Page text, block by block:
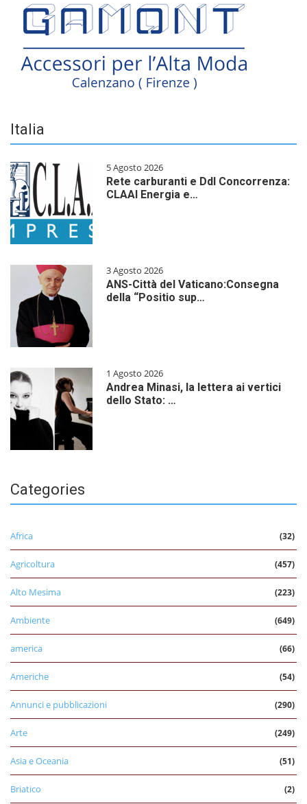
Italia
5 Agosto 2026
Rete carburanti e Ddl Concorrenza:
CLAAI Energia e…
3 Agosto 2026
ANS-Città del Vaticano:Consegna
della “Positio sup…
1 Agosto 2026
Andrea Minasi, la lettera ai vertici
dello Stato: …
Categories
Africa (32)
Agricoltura (457)
Alto Mesima (223)
Ambiente (649)
america (66)
Americhe (54)
Annunci e pubblicazioni (290)
Arte (249)
Asia e Oceania (51)
Briatico (2)